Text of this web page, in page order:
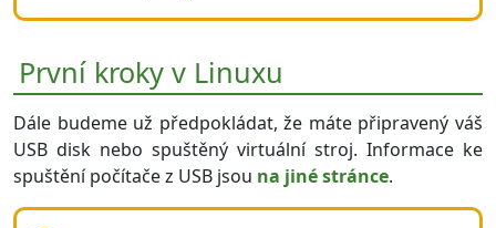
První kroky v Linuxu
Dále budeme už předpokládat, že máte připravený váš
USB disk nebo spuštěný virtuální stroj. Informace ke
spuštění počítače z USB jsou na jiné stránce.